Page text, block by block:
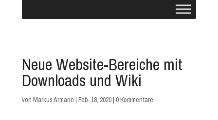
Neue Website-Bereiche mit
Downloads und Wiki
von Markus Armann | Feb. 18, 2020| 0 Kommentare